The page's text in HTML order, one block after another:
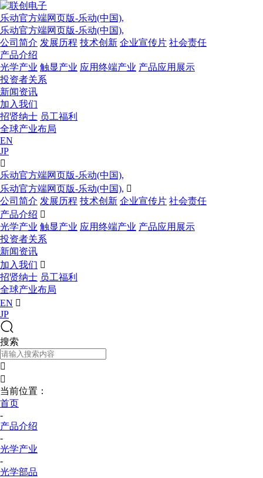
乐动官方端网页版-乐动(中国),
乐动官方端网页版-乐动(中国),
公司简介 发展历程 技术创新 企业宣传片 社会责任
产品介绍
光学产业 触显产业 应用终端产业 产品应用展示
投资者关系
新闻资讯
加入我们
招贤纳士 员工福利
全球产业布局
EN
JP

乐动官方端网页版-乐动(中国),
乐动官方端网页版-乐动(中国), 
公司简介 发展历程 技术创新 企业宣传片 社会责任
产品介绍 
光学产业 触显产业 应用终端产业 产品应用展示
投资者关系
新闻资讯
加入我们 
招贤纳士 员工福利
全球产业布局
EN 
JP
搜索


当前位置：
首页
-
产品介绍
-
光学产业
-
光学部品